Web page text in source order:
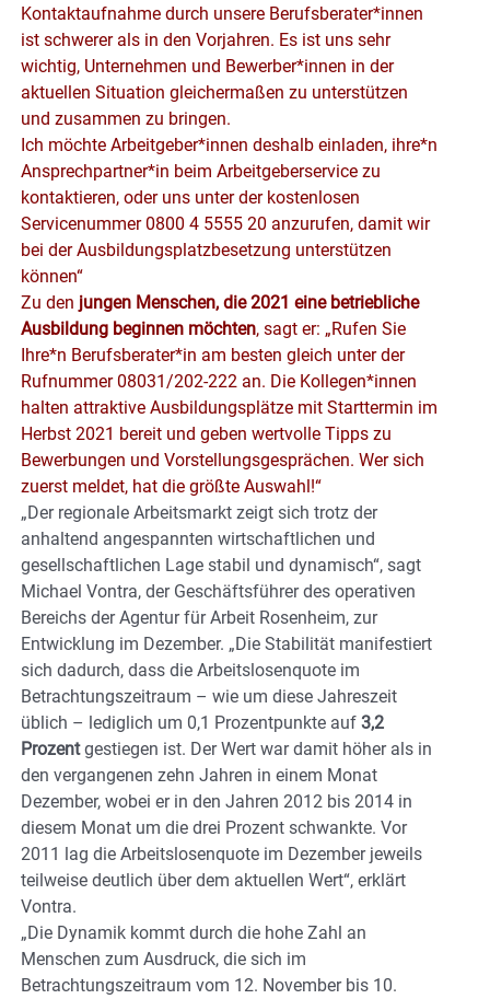
Kontaktaufnahme durch unsere Berufsberater*innen
ist schwerer als in den Vorjahren. Es ist uns sehr
wichtig, Unternehmen und Bewerber*innen in der
aktuellen Situation gleichermaßen zu unterstützen
und zusammen zu bringen.
Ich möchte Arbeitgeber*innen deshalb einladen, ihre*n
Ansprechpartner*in beim Arbeitgeberservice zu
kontaktieren, oder uns unter der kostenlosen
Servicenummer 0800 4 5555 20 anzurufen, damit wir
bei der Ausbildungsplatzbesetzung unterstützen
können“
Zu den jungen Menschen, die 2021 eine betriebliche
Ausbildung beginnen möchten, sagt er: „Rufen Sie
Ihre*n Berufsberater*in am besten gleich unter der
Rufnummer 08031/202-222 an. Die Kollegen*innen
halten attraktive Ausbildungsplätze mit Starttermin im
Herbst 2021 bereit und geben wertvolle Tipps zu
Bewerbungen und Vorstellungsgesprächen. Wer sich
zuerst meldet, hat die größte Auswahl!“
„Der regionale Arbeitsmarkt zeigt sich trotz der
anhaltend angespannten wirtschaftlichen und
gesellschaftlichen Lage stabil und dynamisch“, sagt
Michael Vontra, der Geschäftsführer des operativen
Bereichs der Agentur für Arbeit Rosenheim, zur
Entwicklung im Dezember. „Die Stabilität manifestiert
sich dadurch, dass die Arbeitslosenquote im
Betrachtungszeitraum – wie um diese Jahreszeit
üblich – lediglich um 0,1 Prozentpunkte auf 3,2
Prozentgestiegen ist. Der Wert war damit höher als in
den vergangenen zehn Jahren in einem Monat
Dezember, wobei er in den Jahren 2012 bis 2014 in
diesem Monat um die drei Prozent schwankte. Vor
2011 lag die Arbeitslosenquote im Dezember jeweils
teilweise deutlich über dem aktuellen Wert“, erklärt
Vontra.
„Die Dynamik kommt durch die hohe Zahl an
Menschen zum Ausdruck, die sich im
Betrachtungszeitraum vom 12. November bis 10.